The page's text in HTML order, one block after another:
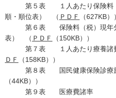
第５表 １人あたり保険料（
順・順位表） （ ＰＤＦ
（627KB））
第６表 保険料（税）現年分
表） （ ＰＤＦ
（150KB））
第７表 １人あたり療養諸費
ＤＦ
（158KB））
第８表 国民健康保険診療
（44KB））
第９表 医療費諸率